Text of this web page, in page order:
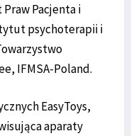
Pacjenta i
psychoterapii i
IFMSA-Poland.
EasyToys,
aparaty